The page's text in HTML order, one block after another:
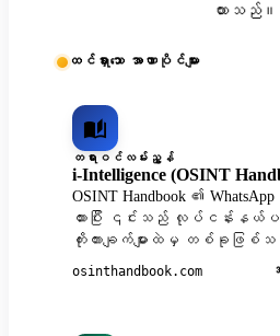
ထားသည်။
ထင်ရှားသော အာဏာပိုင်များ
တရားဝင်လမ်းညွှန်
i-Intelligence (OSINT
OSINT Handbook ၏
ထားပြီး ၎င်းသည် လုပ်ငန်းနယ်ပ
ကိုးကားချက်များထဲမှ တစ်ခုဖြစ်
osinthandbook.com